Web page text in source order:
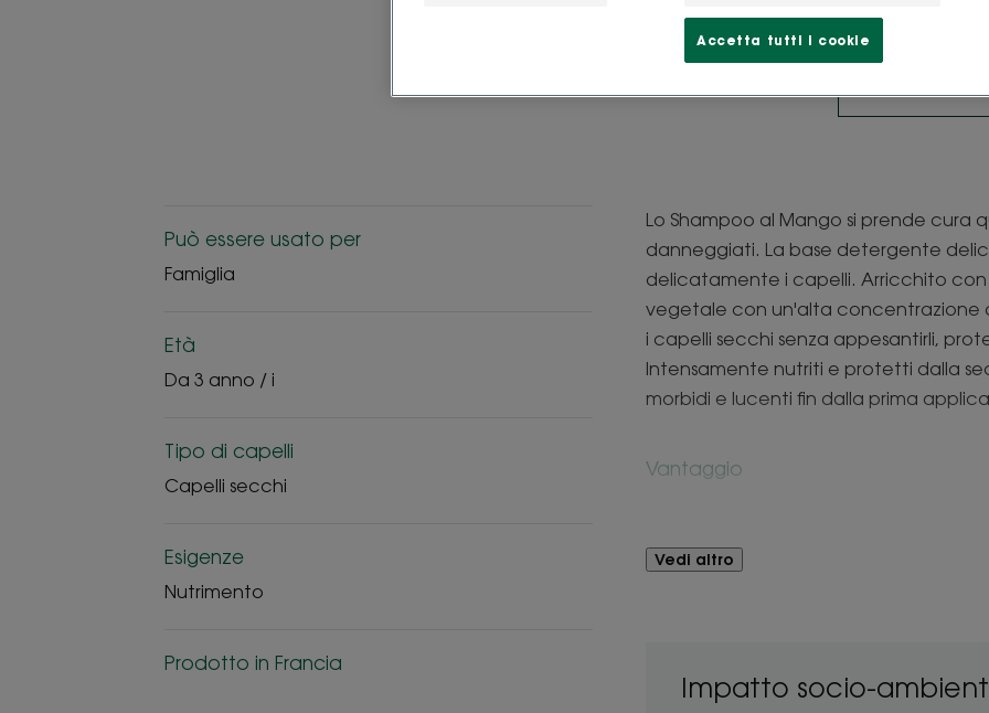
Può essere usato per
Famiglia
Età
Da 3 anno / i
Tipo di capelli
Capelli secchi
Esigenze
Nutrimento
Prodotto in Francia
Lo Shampoo al Mango si prende
danneggiati. La base detergente
delicatamente i capelli. Arricchito
vegetale con un'alta concentrazione
i capelli secchi senza appesantirli,
Intensamente nutriti e protetti dalla
morbidi e lucenti fin dalla prima
Vantaggio
• NUTRE: ricco di acidi grassi, nutre
fibra del capello senza appesantirla.
Vedi altro
Impatto socio-
Accetta tutti i cookie